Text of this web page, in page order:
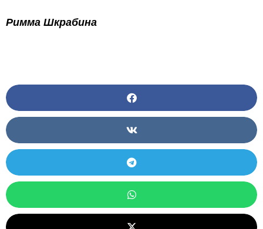
Римма Шкрабина